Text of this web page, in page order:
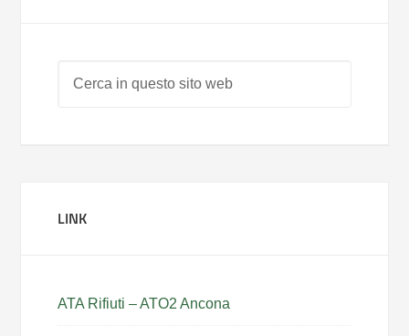
LINK
ATA Rifiuti – ATO2 Ancona